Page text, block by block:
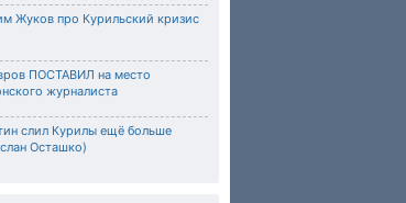
Жуков про Курильский кризис
ПОСТАВИЛ на место
журналиста
слил Курилы ещё больше
Осташко)